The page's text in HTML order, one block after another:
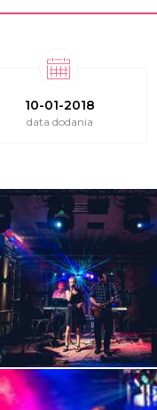
10-01-2018
data dodania